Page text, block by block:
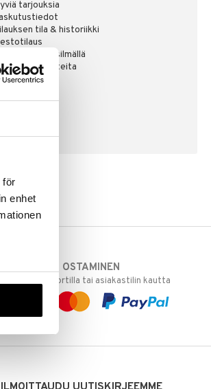
för
enhet
tarjouksia
tila & historiikki
tuotteita silmällä
tuotteita
OSTAMINEN
pankkikortilla tai asiakastilin kautta